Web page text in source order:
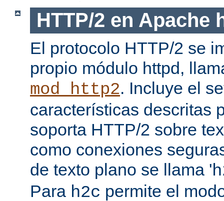
HTTP/2 en Apache
El protocolo HTTP/2 se
propio módulo httpd,
mod_http2. Incluye el
características descritas
soporta HTTP/2 sobre
como conexiones
de texto plano se llama '
Para h2c permite el